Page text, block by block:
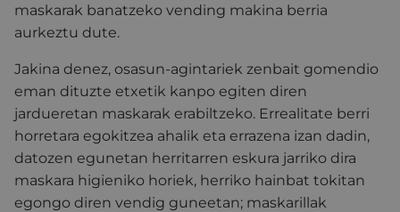
maskarak banatzeko vending makina berria
aurkeztu dute.
Jakina denez, osasun-agintariek zenbait gomendio
eman dituzte etxetik kanpo egiten diren
jardueretan maskarak erabiltzeko. Errealitate berri
horretara egokitzea ahalik eta errazena izan dadin,
datozen egunetan herritarren eskura jarriko dira
maskara higieniko horiek, herriko hainbat tokitan
egongo diren vendig guneetan; maskarillak